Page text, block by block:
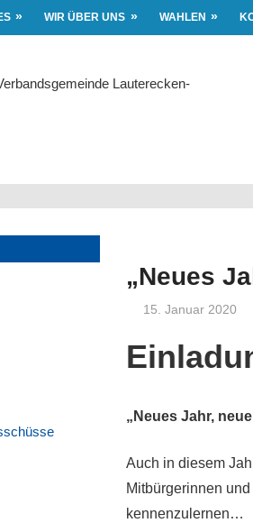
WIR ÜBER UNS WAHLEN
Lauterecken-
„Neues
15. Januar 2020
„Neues Jahr,
Auch in diesem
Mitbürgerinnen
kennenzulernen…